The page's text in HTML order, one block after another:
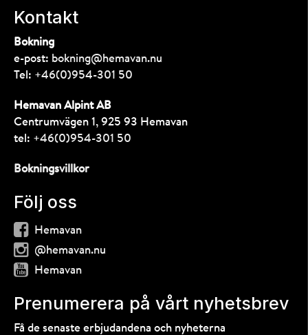
Kontakt
Bokning
e-post: bokning@hemavan.nu
Tel: +46(0)954-301 50
Hemavan Alpint AB
Centrumvägen 1, 925 93 Hemavan
tel: +46(0)954-301 50
Bokningsvillkor
Följ oss
Hemavan
@hemavan.nu
Hemavan
Prenumerera på vårt nyhetsbrev
Få de senaste erbjudandena och nyheterna